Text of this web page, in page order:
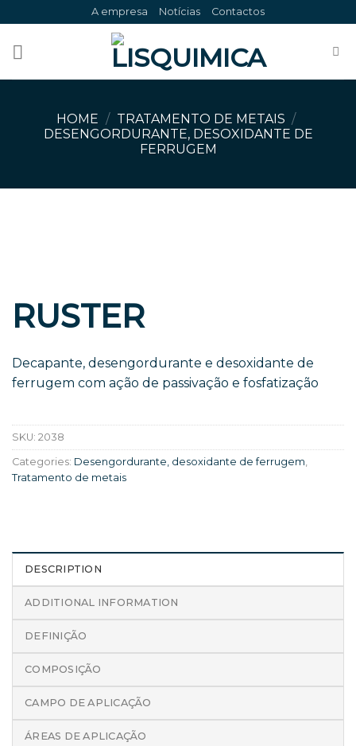
to
content
A empresa Notícias Contactos
HOME / TRATAMENTO DE METAIS /
DESENGORDURANTE, DESOXIDANTE DE
FERRUGEM
RUSTER
Decapante, desengordurante e desoxidante de
ferrugem com ação de passivação e fosfatização
SKU: 2038
Categories: Desengordurante, desoxidante de ferrugem,
Tratamento de metais
DESCRIPTION
ADDITIONAL INFORMATION
DEFINIÇÃO
COMPOSIÇÃO
CAMPO DE APLICAÇÃO
ÁREAS DE APLICAÇÃO